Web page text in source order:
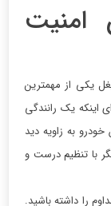
امنیت
یکی از مهمترین
اینکه یک رانندگی
به زاویه دید
با تنظیم درست و
را داشته باشید.